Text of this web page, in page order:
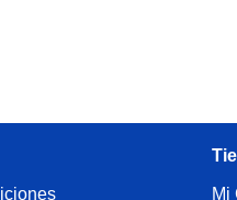
Mi